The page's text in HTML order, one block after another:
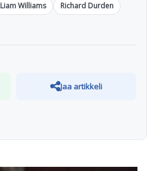
Liam Williams
Richard Durden
Jaa artikkeli